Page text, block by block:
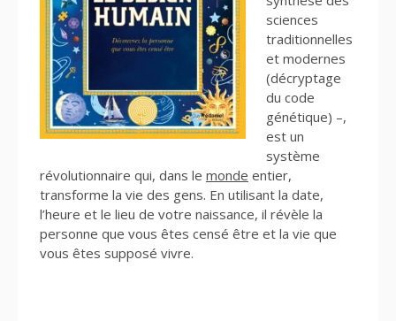
sciences
traditionnelles
et modernes
(décryptage
du code
génétique) –,
est un
système
révolutionnaire qui, dans le monde entier,
transforme la vie des gens. En utilisant la date,
l’heure et le lieu de votre naissance, il révèle la
personne que vous êtes censé être et la vie que
vous êtes supposé vivre.